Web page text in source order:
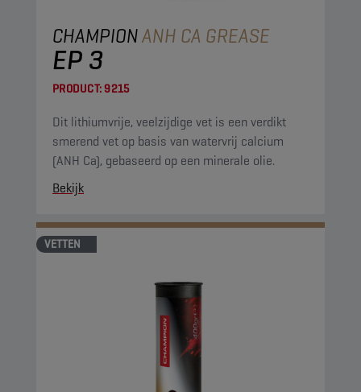
CHAMPIONANH CA GREASE
EP 3
PRODUCT:9215
Dit lithiumvrije, veelzijdige vet is een verdikt
smerend vet op basis van watervrij calcium
(ANH Ca), gebaseerd op een minerale olie.
Bekijk
VETTEN